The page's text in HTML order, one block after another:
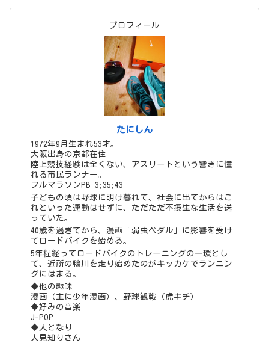
プロフィール
たにしん
1972年9月生まれ53才。
大阪出身の京都在住
陸上競技経験は全くない、アスリートという響きに憧
れる市民ランナー。
フルマラソンPB 3;35;43
子どもの頃は野球に明け暮れて、社会に出てからはこ
れといった運動はせずに、ただただ不摂生な生活を送
っていた。
40歳を過ぎてから、漫画「弱虫ペダル」に影響を受け
てロードバイクを始める。
5年程経ってロードバイクのトレーニングの一環とし
て、近所の鴨川を走り始めたのがキッカケでランニン
グにはまる。
◆他の趣味
漫画（主に少年漫画）、野球観戦（虎キチ）
◆好みの音楽
J-POP
◆人となり
人見知りさん